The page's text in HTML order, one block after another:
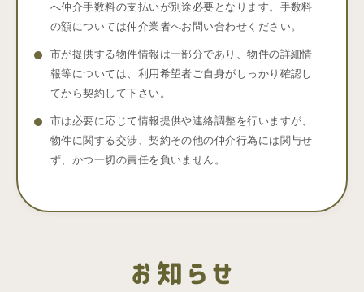
へ仲介手数料の支払いが別途必要となります。手数料
の額については仲介業者へお問い合わせください。
市が提供する物件情報は一部分であり、物件の詳細情
報等については、利用希望者ご自身がしっかり確認し
てから契約して下さい。
市は必要に応じて情報提供や連絡調整を行いますが、
物件に関する交渉、契約その他の仲介行為には関与せ
ず、かつ一切の責任を負いません。